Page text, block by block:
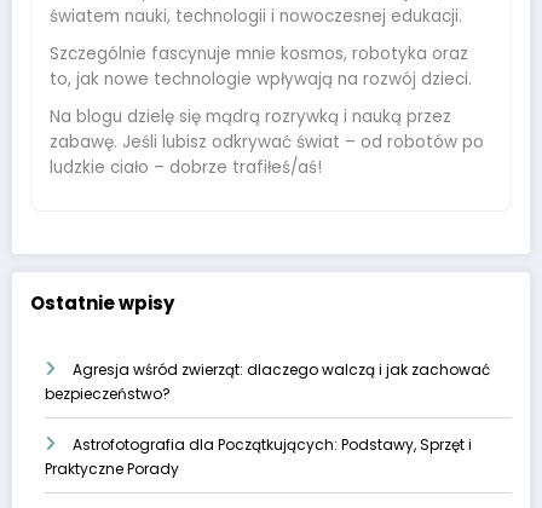
światem nauki, technologii i nowoczesnej edukacji.
Szczególnie fascynuje mnie kosmos, robotyka oraz
to, jak nowe technologie wpływają na rozwój dzieci.
Na blogu dzielę się mądrą rozrywką i nauką przez
zabawę. Jeśli lubisz odkrywać świat – od robotów po
ludzkie ciało – dobrze trafiłeś/aś!
Ostatnie wpisy
Agresja wśród zwierząt: dlaczego walczą i jak zachować
bezpieczeństwo?
Astrofotografia dla Początkujących: Podstawy, Sprzęt i
Praktyczne Porady